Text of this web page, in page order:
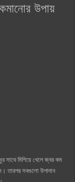
উপায়
সাথে মিশিয়ে খেলে জ্বর কম
তারপর সবগুলো উপাদান